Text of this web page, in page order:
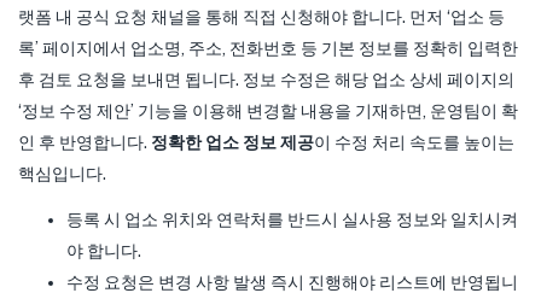
랫폼 내 공식 요청 채널을 통해 직접 신청해야 합니다. 먼저 ‘업소 등
록’ 페이지에서 업소명, 주소, 전화번호 등 기본 정보를 정확히 입력한
후 검토 요청을 보내면 됩니다. 정보 수정은 해당 업소 상세 페이지의
‘정보 수정 제안’ 기능을 이용해 변경할 내용을 기재하면, 운영팀이 확
인 후 반영합니다. 정확한 업소 정보 제공이 수정 처리 속도를 높이는
핵심입니다.
등록 시 업소 위치와 연락처를 반드시 실사용 정보와 일치시켜
야 합니다.
수정 요청은 변경 사항 발생 즉시 진행해야 리스트에 반영됩니